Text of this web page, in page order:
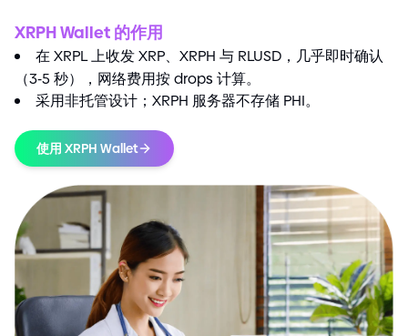
XRPH Wallet 的作用
在 XRPL 上收发 XRP、XRPH 与 RLUSD，几乎即时确认
（3-5 秒），网络费用按 drops 计算。
采用非托管设计；XRPH 服务器不存储 PHI。
使用 XRPH Wallet